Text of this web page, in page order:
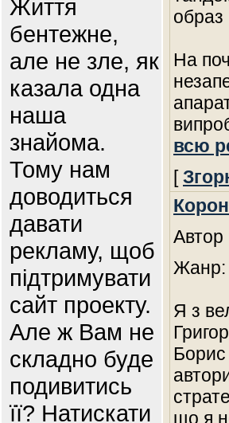
Життя
бентежне,
але не зле, як
казала одна
наша
знайома.
Тому нам
доводиться
давати
рекламу, щоб
підтримувати
сайт проекту.
Але ж Вам не
складно буде
подивитись
її? Натискати
образ
На
всю
[
Автор
Жанр:
Я з
Борис
що я